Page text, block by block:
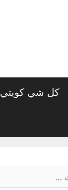
كل شي كويتي